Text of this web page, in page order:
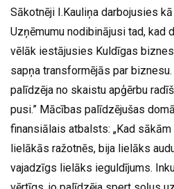
Sākotnēji I.Kauliņa darbojusies
Uzņēmumu nodibinājusi tad,
vēlāk iestājusies Kuldīgas
sapņa transformējās par
palīdzēja no skaistu apģērbu
pusi.” Mācības palīdzējušas
finansiālais atbalsts: „Kad
lielākās ražotnēs, bija lielāks
vajadzīgs lielāks ieguldījums.